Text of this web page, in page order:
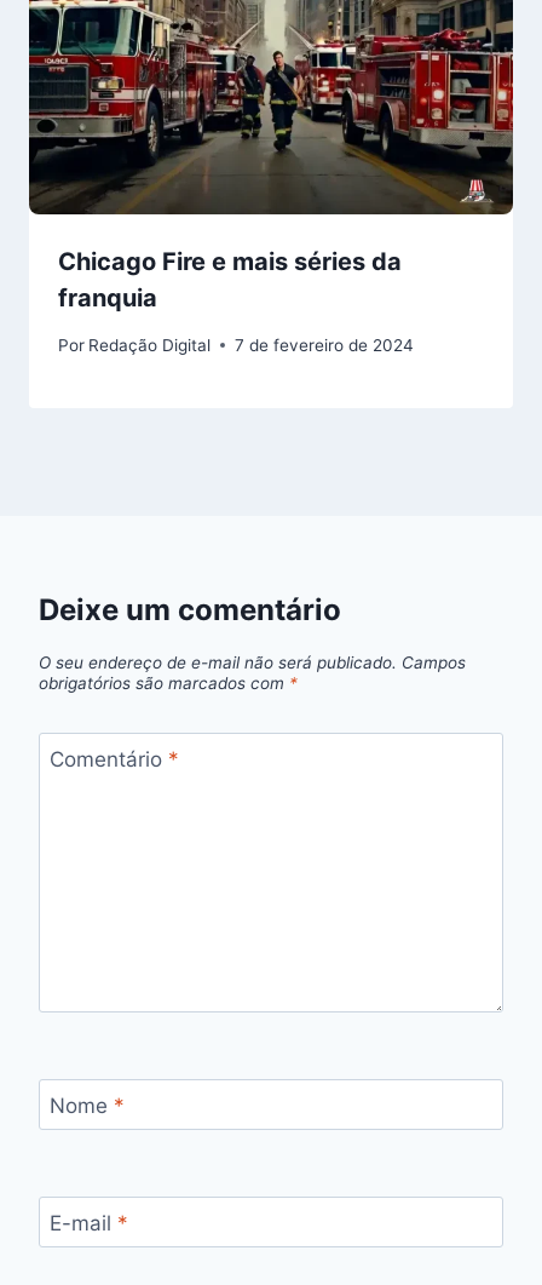
Chicago Fire e mais séries da
franquia
Por Redação Digital 7 de fevereiro de 2024
Deixe um comentário
O seu endereço de e-mail não será publicado. Campos
obrigatórios são marcados com *
Comentário *
Nome *
E-mail *